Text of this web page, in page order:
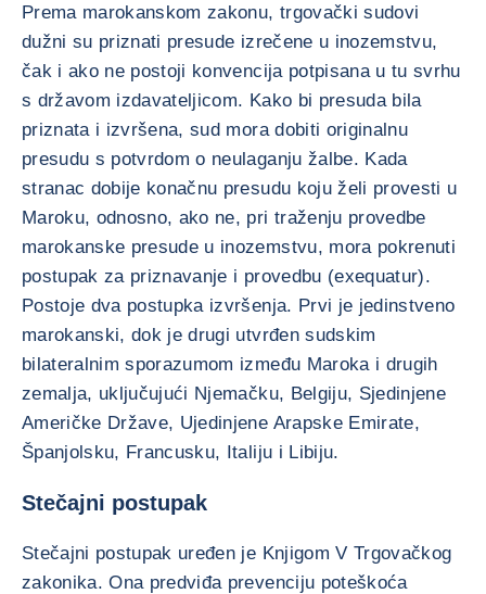
Prema marokanskom zakonu, trgovački sudovi
dužni su priznati presude izrečene u inozemstvu,
čak i ako ne postoji konvencija potpisana u tu svrhu
s državom izdavateljicom. Kako bi presuda bila
priznata i izvršena, sud mora dobiti originalnu
presudu s potvrdom o neulaganju žalbe. Kada
stranac dobije konačnu presudu koju želi provesti u
Maroku, odnosno, ako ne, pri traženju provedbe
marokanske presude u inozemstvu, mora pokrenuti
postupak za priznavanje i provedbu (exequatur).
Postoje dva postupka izvršenja. Prvi je jedinstveno
marokanski, dok je drugi utvrđen sudskim
bilateralnim sporazumom između Maroka i drugih
zemalja, uključujući Njemačku, Belgiju, Sjedinjene
Američke Države, Ujedinjene Arapske Emirate,
Španjolsku, Francusku, Italiju i Libiju.
Stečajni postupak
Stečajni postupak uređen je Knjigom V Trgovačkog
zakonika. Ona predviđa prevenciju poteškoća